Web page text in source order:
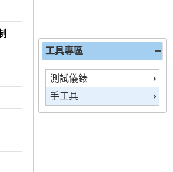
工具專區
測試儀錶
手工具